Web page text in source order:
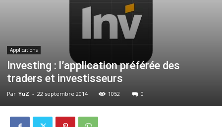
Applications
Investing : l’application préférée des
traders et investisseurs
Par YuZ - 22 septembre 2014 1052 0